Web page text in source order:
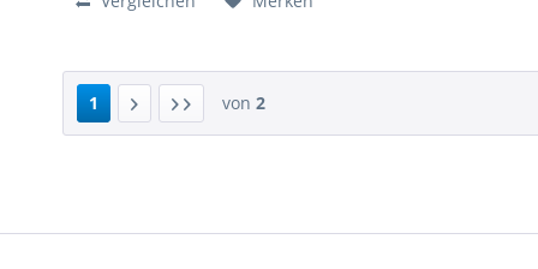
1 von 2